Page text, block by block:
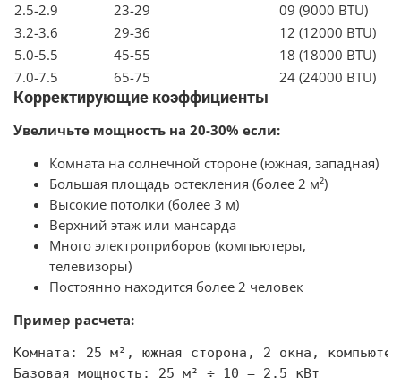
2.5-2.9
23-29
09 (9000 BTU)
3.2-3.6
29-36
12 (12000 BTU)
5.0-5.5
45-55
18 (18000 BTU)
7.0-7.5
65-75 24 (24000 BTU)
Корректирующие коэффициенты
Увеличьте мощность на 20-30% если:
Комната на солнечной стороне (южная, западная)
Большая площадь остекления (более 2 м²)
Высокие потолки (более 3 м)
Верхний этаж или мансарда
Много электроприборов (компьютеры,
телевизоры)
Постоянно находится более 2 человек
Пример расчета:
Комната: 25 м², южная сторона, 2 окна, компьютер
Базовая мощность: 25 м² ÷ 10 = 2.5 кВт